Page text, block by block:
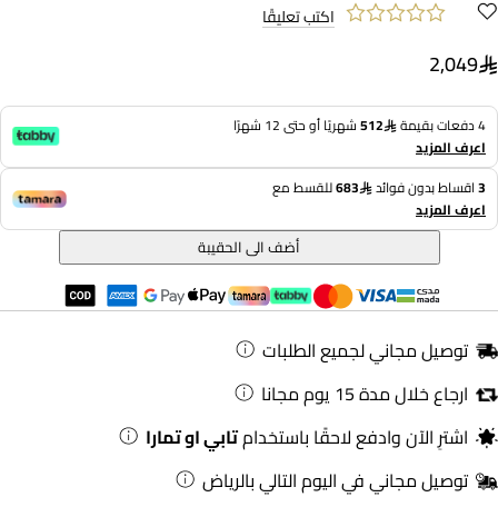
اكتب تعليقًا
2,049
4 دفعات بقيمة 512شهريًا أو حتى 12 شهرًا
اعرف المزيد
3اقساط بدون فوائد 683للقسط مع
اعرف المزيد
أضف الى الحقيبة
توصيل مجاني لجميع الطلبات
ارجاع خلال مدة 15 يوم مجانا
اشترِ الآن وادفع لاحقًا باستخدامتابي او تمارا
توصيل مجاني في اليوم التالي بالرياض